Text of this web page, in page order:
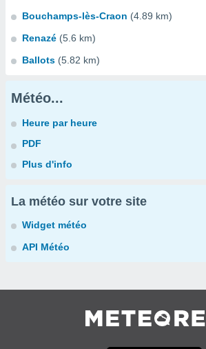
Bouchamps-lès-Craon (4.89 km)
Renazé (5.6 km)
Ballots (5.82 km)
Météo...
Heure par heure
PDF
Plus d'info
La météo sur votre site
Widget météo
API Météo